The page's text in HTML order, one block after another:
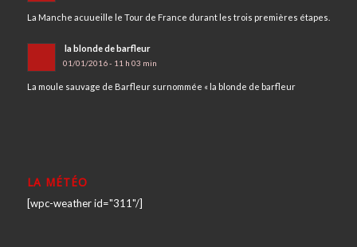
La Manche acuueille le Tour de France durant les trois premières étapes.
la blonde de barfleur
01/01/2016 - 11 h 03 min
La moule sauvage de Barfleur surnommée « la blonde de barfleur
LA MÉTÉO
[wpc-weather id="311"/]